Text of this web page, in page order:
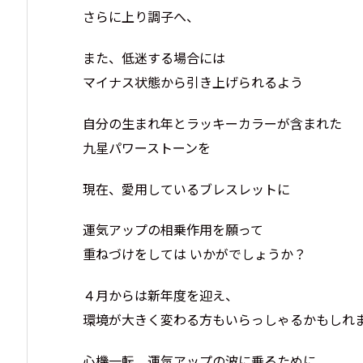
さらに上り調子へ、
また、低迷する場合には
マイナス状態から引き上げられるよう
自分の生まれ年とラッキーカラーが含まれた
九星パワーストーンを
現在、愛用しているブレスレットに
運気アップの相乗作用を願って
重ねづけをしては いかがでしょうか？
４月からは新年度を迎え、
環境が大きく変わる方もいらっしゃるかもしれ